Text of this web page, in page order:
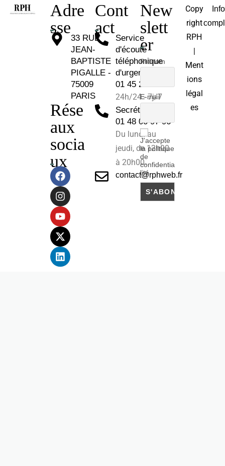
Adre
sse
33 RUE
JEAN-
BAPTISTE
PIGALLE -
75009
PARIS
Rése
aux
socia
ux
Cont
act
Service
d'écoute
téléphonique
d'urgence :
01 45 26 81 30
24h/24 - 7j/7
Secrétariat :
01 48 00 97 96
Du lundi au
jeudi, de 12h00
à 20h00.
contact@rphweb.fr
New
slett
er
Prénom
E-mail
J'accepte
la politique
de
confidentia
lité
Copy
right
RPH
|
Ment
ions
légal
es